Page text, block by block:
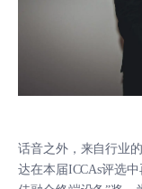
话音之外，来自行业
达在本届ICCAs评选